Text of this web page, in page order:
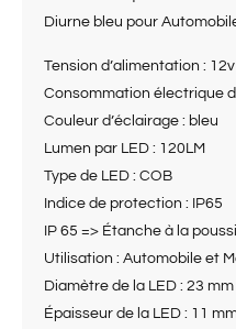
Diurne bleu pour
Tension d’alimentation :
Consommation électrique
Couleur d’éclairage : bleu
Lumen par LED : 120LM
Type de LED : COB
Indice de protection : IP65
IP 65 => Étanche à la
Utilisation : Automobile et
Diamètre de la LED : 23 mm
Épaisseur de la LED : 11